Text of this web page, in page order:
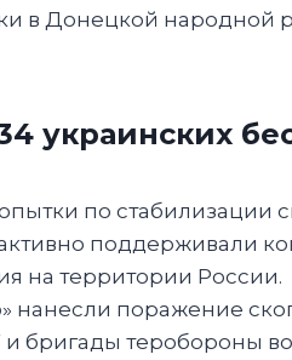
в Донецкой народной
украинских
по стабилизации
поддерживали
на территории России.
нанесли поражение
бригады теробороны